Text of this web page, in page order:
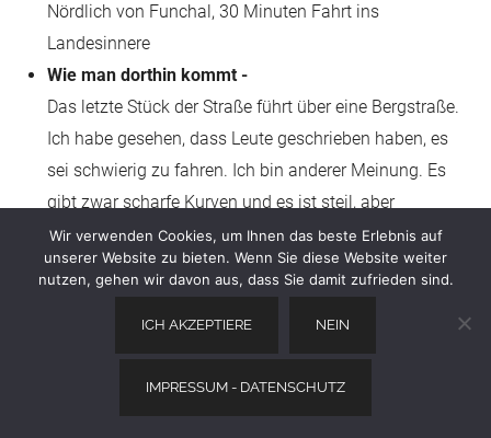
Nördlich von Funchal, 30 Minuten Fahrt ins
Landesinnere
Wie man dorthin kommt -
Das letzte Stück der Straße führt über eine Bergstraße.
Ich habe gesehen, dass Leute geschrieben haben, es
sei schwierig zu fahren. Ich bin anderer Meinung. Es
gibt zwar scharfe Kurven und es ist steil, aber
ansonsten ist die Straße in einem ausgezeichneten
Zustand und es gibt kaum Verkehr. Man kann sich
also Zeit lassen, und es ist einfach.
Praktische Tipps -
Freier Zugang
Wir verwenden Cookies, um Ihnen das beste Erlebnis auf
unserer Website zu bieten. Wenn Sie diese Website weiter
nutzen, gehen wir davon aus, dass Sie damit zufrieden sind.
ICH AKZEPTIERE NEIN
IMPRESSUM - DATENSCHUTZ